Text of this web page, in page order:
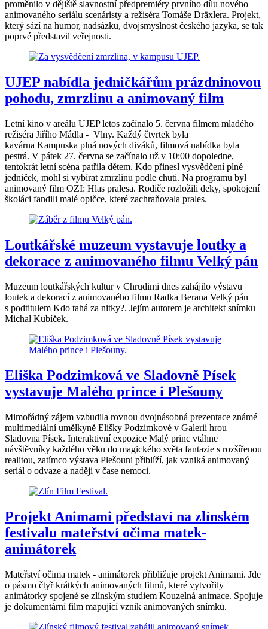
proměnilo v dějiště slavnostní předpremiéry prvního dílu nového
animovaného seriálu scenáristy a režiséra Tomáše Dräxlera. Projekt,
který sází na humor, nadsázku, dvojsmyslnost českého jazyka, se tak
poprvé představil veřejnosti.
UJEP nabídla jedničkářům prázdninovou
pohodu, zmrzlinu a animovaný film
Letní kino v areálu UJEP letos začínalo 5. června filmem mladého
režiséra Jiřího Mádla - Vlny. Každý čtvrtek byla
kavárna Kampuska plná nových diváků, filmová nabídka byla
pestrá. V pátek 27. června se začínalo už v 10:00 dopoledne,
tentokrát letní scéna patřila dětem. Kdo přinesl vysvědčení plné
jedniček, mohl si vybírat zmrzlinu podle chuti. Na programu byl
animovaný film OZI: Hlas pralesa. Rodiče rozložili deky, spokojení
školáci fandili malé opičce, které zachraňovala prales.
Loutkářské muzeum vystavuje loutky a
dekorace z animovaného filmu Velký pán
Muzeum loutkářských kultur v Chrudimi dnes zahájilo výstavu
loutek a dekorací z animovaného filmu Radka Berana Velký pán
s podtitulem Kdo tahá za nitky?. Jejím autorem je architekt snímku
Michal Kubíček.
Eliška Podzimková ve Sladovně Písek
vystavuje Malého prince i Plešouny
Mimořádný zájem vzbudila rovnou dvojnásobná prezentace známé
multimediální umělkyně Elišky Podzimkové v Galerii hrou
Sladovna Písek. Interaktivní expozice Malý princ vtáhne
návštěvníky každého věku do magického světa fantazie s rozšířenou
realitou, zatímco výstava Plešouni přiblíží, jak vzniká animovaný
seriál o odvaze a naději v čase nemoci.
Projekt Animami představí na zlínském
festivalu mateřství očima matek-
animátorek
Mateřství očima matek - animátorek přibližuje projekt Animami. Jde
o pásmo čtyř krátkých animovaných filmů, které vytvořily
animátorky spojené se zlínským studiem Kouzelná animace. Spojuje
je dokumentární film mapující vznik animovaných snímků.